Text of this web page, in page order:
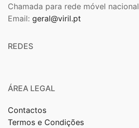
Chamada para rede móvel nacional
Email: geral@viril.pt
REDES
ÁREA LEGAL
Contactos
Termos e Condições